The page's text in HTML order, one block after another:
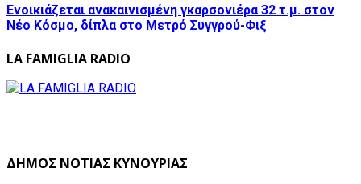
Ενοικιάζεται ανακαινισμένη γκαρσονιέρα 32 τ.μ. στον
Νέο Κόσμο, δίπλα στο Μετρό Συγγρού-Φιξ
LA FAMIGLIA RADIO
ΔΗΜΟΣ ΝΟΤΙΑΣ ΚΥΝΟΥΡΙΑΣ